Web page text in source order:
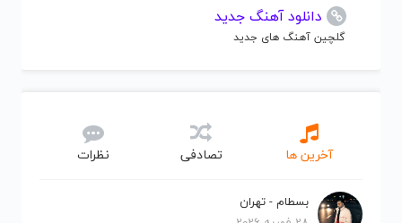
دانلود آهنگ جدید
گلچین آهنگ های جدید
آخرین ها تصادفی نظرات
بسطام - تهران